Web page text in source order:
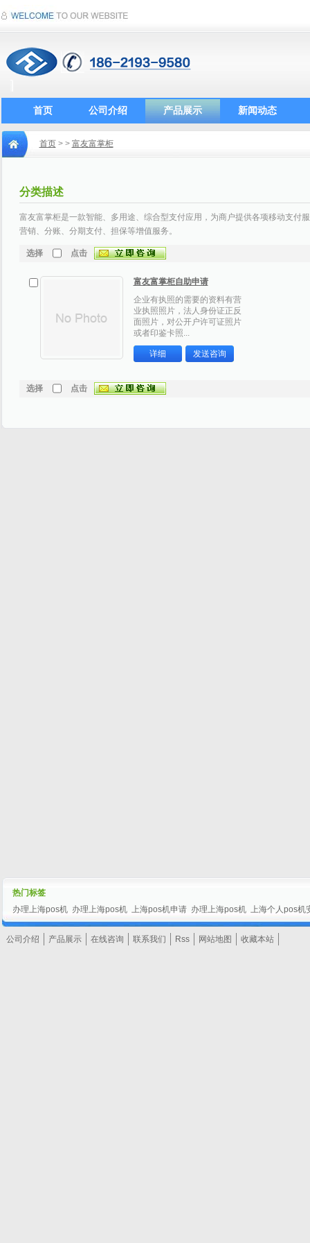
首页 公司介绍 产品展示 新闻动态
首页> > 富友富掌柜
分类描述
富友富掌柜是一款智能、多用途、综合型支付应用，为商户提供各项移动支付
营销、分账、分期支付、担保等增值服务。
选择 点击
富友富掌柜自助申请
企业有执照的需要的资料有营
业执照照片，法人身份证正反
面照片，对公开户许可证照片
或者印鉴卡照...
详细 发送咨询
选择 点击
热门标签
办理上海pos机 办理上海pos机 上海pos机申请 办理上海pos机 上海个人pos机
公司介绍 产品展示 在线咨询 联系我们 Rss 网站地图 收藏本站